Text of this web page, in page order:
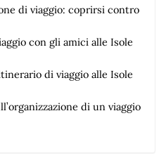
di viaggio: coprirsi contro
con gli amici alle Isole
di viaggio alle Isole
di un viaggio